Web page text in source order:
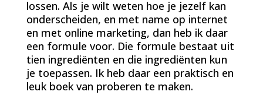
lossen. Als je wilt weten hoe je jezelf kan
onderscheiden, en met name op internet
en met online marketing, dan heb ik daar
een formule voor. Die formule bestaat uit
tien ingrediënten en die ingrediënten kun
je toepassen. Ik heb daar een praktisch en
leuk boek van proberen te maken.